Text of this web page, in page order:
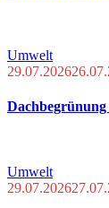
Umwelt
29.07.2026
Umwelt
29.07.2026